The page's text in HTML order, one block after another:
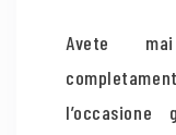
Avete